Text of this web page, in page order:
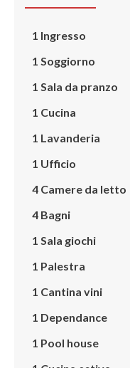
1 Ingresso
1 Soggiorno
1 Sala da pranzo
1 Cucina
1 Lavanderia
1 Ufficio
4 Camere da letto
4 Bagni
1 Sala giochi
1 Palestra
1 Cantina vini
1 Dependance
1 Pool house